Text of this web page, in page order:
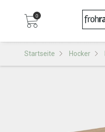
0
Startseite Hocker